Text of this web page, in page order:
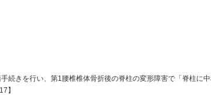
きを行い、第1腰椎椎体骨折後の脊柱の変形障害で「脊柱に中
】